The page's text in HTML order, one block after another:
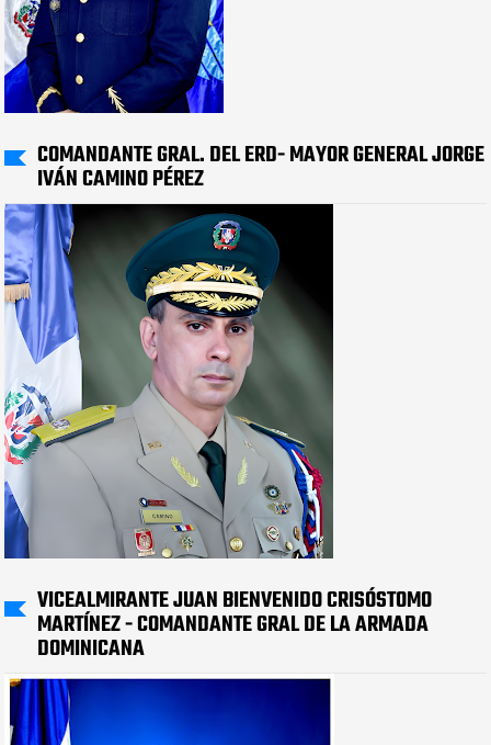
COMANDANTE GRAL. DEL ERD- MAYOR GENERAL JORGE
IVÁN CAMINO PÉREZ
VICEALMIRANTE JUAN BIENVENIDO CRISÓSTOMO
MARTÍNEZ - COMANDANTE GRAL DE LA ARMADA
DOMINICANA